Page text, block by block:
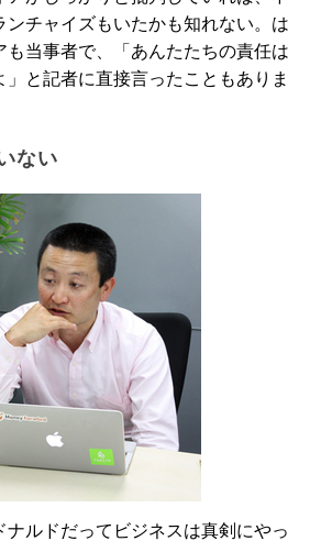
ンチャイズもいたかも知れない。は
も当事者で、「あんたたちの責任は
と記者に直接言ったこともありま
ない
ナルドだってビジネスは真剣にやっ